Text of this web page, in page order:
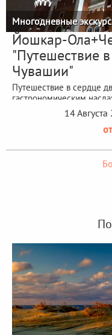
Многодневные
Йошкар-
"Путешествие
Чувашии"
Путешествие в сердце
гастрономическим
14